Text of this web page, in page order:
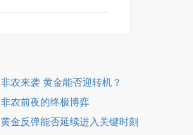
非农来袭 黄金能否迎转机？
非农前夜的终极博弈
黄金反弹能否延续进入关键时刻